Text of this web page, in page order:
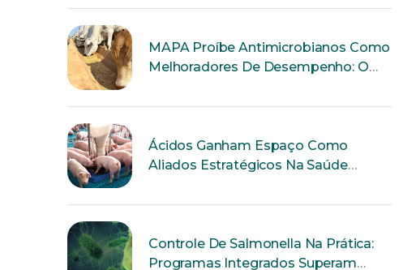
MAPA Proíbe Antimicrobianos Como
Melhoradores De Desempenho: O
Ácidos Ganham Espaço Como
Aliados Estratégicos Na Saúde
Controle De Salmonella Na Prática:
Programas Integrados Superam